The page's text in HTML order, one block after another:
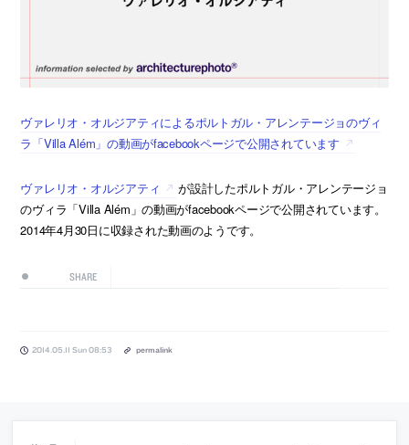
ヴァレリオ・オルジアティによるポルトガル・アレンテージョのヴィ
ラ「Villa Além」の動画がfacebookページで公開されています
ヴァレリオ・オルジアティ
が設計したポルトガル・アレンテージョ
のヴィラ「Villa Além」の動画がfacebookページで公開されています。
2014年4月30日に収録された動画のようです。
SHARE
2014.05.11 Sun 08:53 permalink